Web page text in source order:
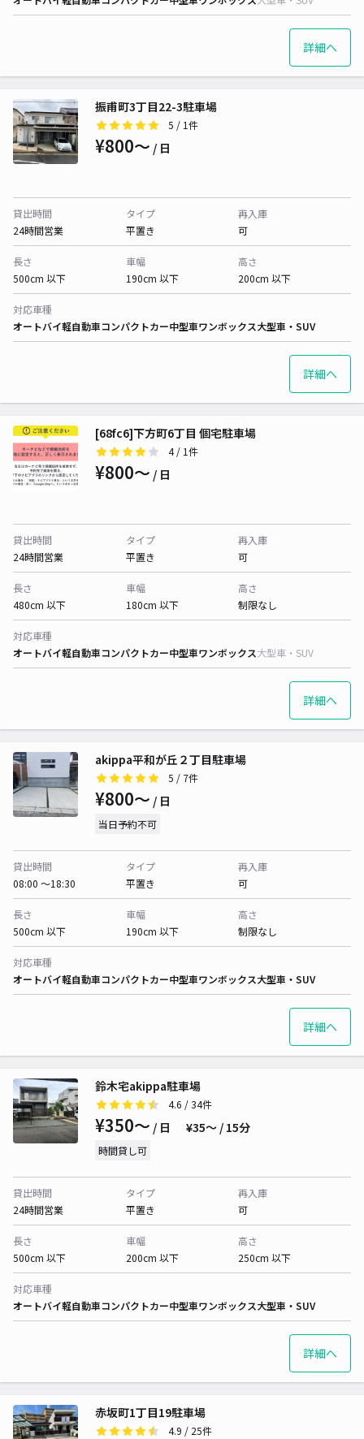
詳細へ
振甫町3丁目22-3駐車場
5 / 1件
¥800〜 / 日
貸出時間
24時間営業
タイプ
平置き
再入庫
可
長さ
500cm 以下
車幅
190cm 以下
高さ
200cm 以下
対応車種
オートバイ軽自動車コンパクトカー中型車ワンボックス大型車・SUV
詳細へ
[68fc6]下方町6丁目 個宅駐車場
4/ 1件
¥800〜 / 日
貸出時間
24時間営業
タイプ
平置き
再入庫
可
長さ
480cm 以下
車幅
180cm 以下
高さ
制限なし
対応車種
オートバイ軽自動車コンパクトカー中型車ワンボックス大型車・SUV
詳細へ
akippa平和が丘２丁目駐車場
5 / 7件
¥800〜 / 日
当日予約不可
貸出時間
08:00 〜18:30
タイプ
平置き
再入庫
可
長さ
500cm 以下
車幅
190cm 以下
高さ
制限なし
対応車種
オートバイ軽自動車コンパクトカー中型車ワンボックス大型車・SUV
詳細へ
鈴木宅akippa駐車場
4.6 / 34件
¥350〜 / 日 ¥35〜 / 15分
時間貸し可
貸出時間
24時間営業
タイプ
平置き
再入庫
可
長さ
500cm 以下
車幅
200cm 以下
高さ
250cm 以下
対応車種
オートバイ軽自動車コンパクトカー中型車ワンボックス大型車・SUV
詳細へ
赤坂町1丁目19駐車場
4.9 / 25件